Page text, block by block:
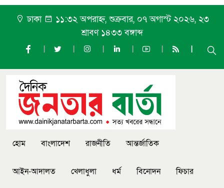
ঢাকা
১১:৩২ অপরাহ্ন, শুক্রবার, ০৭ অগাস্ট ২০২৬, ২৩
শ্রাবণ ১৪৩৩ বঙ্গাব্দ
হোম বাংলাদেশ রাজনীতি আন্তর্জাতিক
আইন-আদালত খেলাধুলা ধর্ম বিনোদন ফিচার